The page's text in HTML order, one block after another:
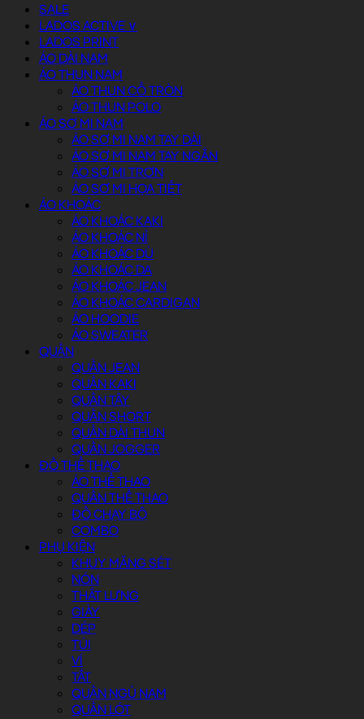
SALE
LADOS ACTIVE ∨
LADOS PRINT
ÁO DÀI NAM
ÁO THUN NAM
ÁO THUN CỔ TRÒN
ÁO THUN POLO
ÁO SƠ MI NAM
ÁO SƠ MI NAM TAY DÀI
ÁO SƠ MI NAM TAY NGẮN
ÁO SƠ MI TRƠN
ÁO SƠ MI HỌA TIẾT
ÁO KHOÁC
ÁO KHOÁC KAKI
ÁO KHOÁC NỈ
ÁO KHOÁC DÙ
ÁO KHOÁC DA
ÁO KHOÁC JEAN
ÁO KHOÁC CARDIGAN
ÁO HOODIE
ÁO SWEATER
QUẦN
QUẦN JEAN
QUẦN KAKI
QUẦN TÂY
QUẦN SHORT
QUẦN DÀI THUN
QUẦN JOGGER
ĐỒ THỂ THAO
ÁO THỂ THAO
QUẦN THỂ THAO
ĐỒ CHẠY BỘ
COMBO
PHỤ KIỆN
KHUY MĂNG SÉT
NÓN
THẮT LƯNG
GIÀY
DÉP
TÚI
VÍ
TẤT
QUẦN NGỦ NAM
QUẦN LÓT